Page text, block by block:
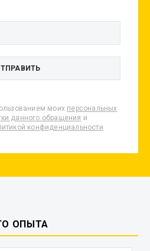
моих персональных
данного обращения и
конфиденциальности
ОПЫТА